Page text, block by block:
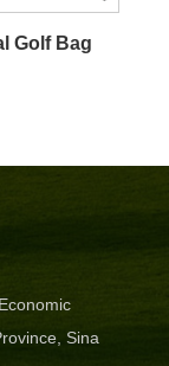
Golf Bag
Sina